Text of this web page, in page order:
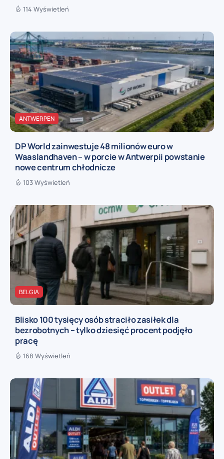
114 Wyświetleń
ANTWERPEN
DP World zainwestuje 48 milionów euro w
Waaslandhaven – w porcie w Antwerpii powstanie
nowe centrum chłodnicze
103 Wyświetleń
BELGIA
Blisko 100 tysięcy osób straciło zasiłek dla
bezrobotnych – tylko dziesięć procent podjęło
pracę
168 Wyświetleń